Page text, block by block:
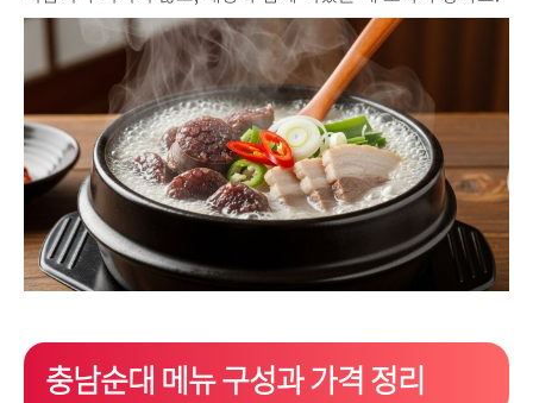
충남순대 메뉴 구성과 가격 정리